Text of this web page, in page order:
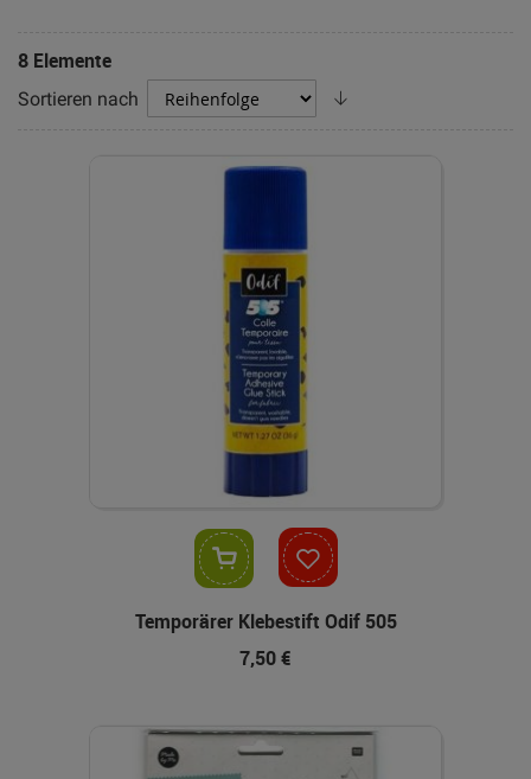
8 Elemente
Sortieren nach
Temporärer Klebestift Odif 505
7,50 €